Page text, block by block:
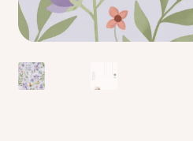
Kurssit
Ilmaiset värityskuvat